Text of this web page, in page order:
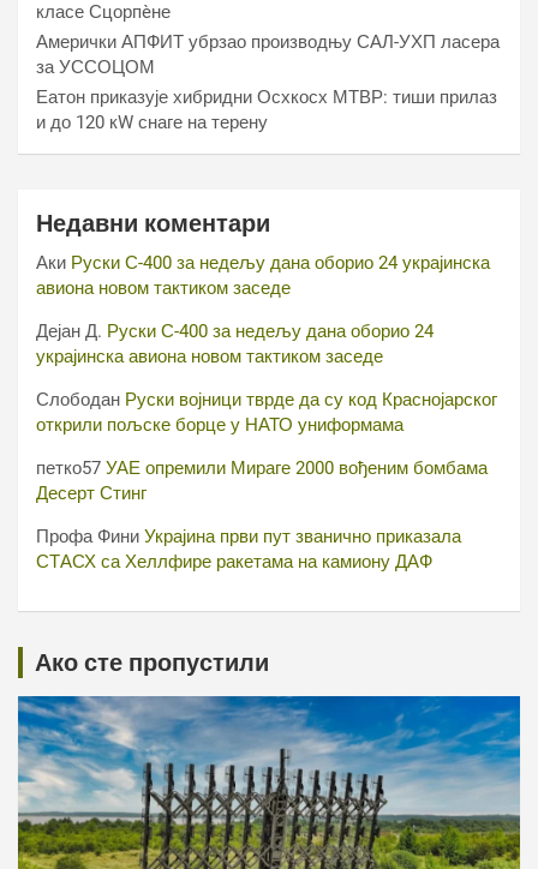
класе Сцорпèне
Амерички АПФИТ убрзао производњу САЛ-УХП ласера
за УССОЦОМ
Еатон приказује хибридни Осхкосх МТВР: тиши прилаз
и до 120 кW снаге на терену
Недавни коментари
Аки Руски С-400 за недељу дана оборио 24 украјинска
авиона новом тактиком заседе
Дејан Д. Руски С-400 за недељу дана оборио 24
украјинска авиона новом тактиком заседе
Слободан Руски војници тврде да су код Краснојарског
открили пољске борце у НАТО униформама
петко57 УАЕ опремили Мираге 2000 вођеним бомбама
Десерт Стинг
Профа Фини Украјина први пут званично приказала
СТАСХ са Хеллфире ракетама на камиону ДАФ
Ако сте пропустили